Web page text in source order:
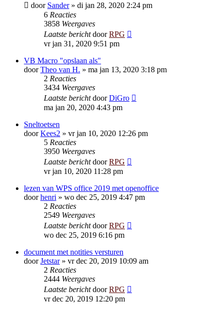
door Sander» di jan 28, 2020 2:24 pm
6 Reacties
3858 Weergaves
Laatste berichtdoorRPG
vr jan 31, 2020 9:51 pm
VB Macro "opslaan als"
doorTheo van H. » ma jan 13, 2020 3:18 pm
2 Reacties
3434 Weergaves
Laatste berichtdoorDiGro
ma jan 20, 2020 4:43 pm
Sneltoetsen
doorKees2 » vr jan 10, 2020 12:26 pm
5 Reacties
3950 Weergaves
Laatste berichtdoorRPG
vr jan 10, 2020 11:28 pm
lezen van WPS office 2019 met openoffice
doorhenri » wo dec 25, 2019 4:47 pm
2 Reacties
2549 Weergaves
Laatste berichtdoorRPG
wo dec 25, 2019 6:16 pm
document met notities versturen
doorJetstar» vr dec 20, 2019 10:09 am
2 Reacties
2444 Weergaves
Laatste berichtdoorRPG
vr dec 20, 2019 12:20 pm